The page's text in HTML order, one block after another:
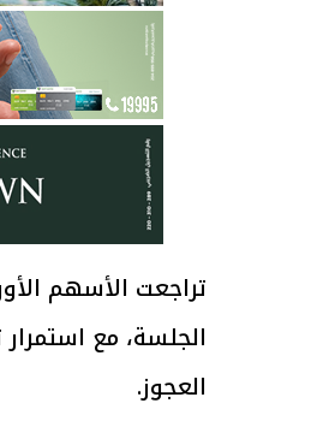
تراجعت الأسهم
الجلسة، مع
العجوز.